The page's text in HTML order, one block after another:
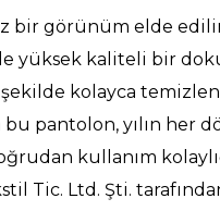
bir görünüm elde
yüksek kaliteli bir
kolayca
pantolon, yılın her
kullanım
Tic. Ltd. Şti.